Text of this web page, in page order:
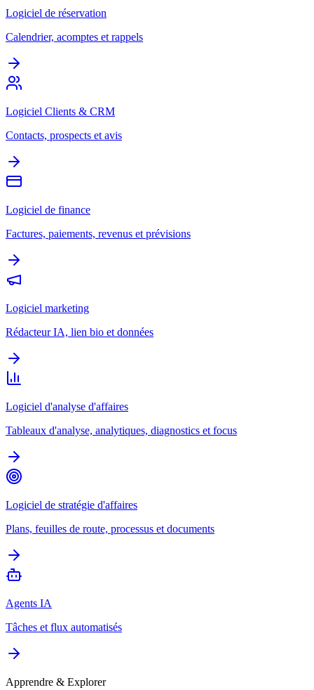
Logiciel de réservation
Calendrier, acomptes et rappels
Logiciel Clients & CRM
Contacts, prospects et avis
Logiciel de finance
Factures, paiements, revenus et prévisions
Logiciel marketing
Rédacteur IA, lien bio et données
Logiciel d'analyse d'affaires
Tableaux d'analyse, analytiques, diagnostics et focus
Logiciel de stratégie d'affaires
Plans, feuilles de route, processus et documents
Agents IA
Tâches et flux automatisés
Apprendre & Explorer